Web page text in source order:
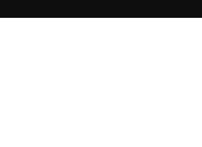
IMAGE OF
SHOP
CONTATTI E